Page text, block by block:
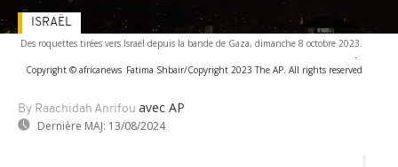
Des roquettes tirées vers Israël depuis la bande de Gaza, dimanche 8 octobre 2023.
-
Copyright © africanews Fatima Shbair/Copyright 2023 The AP. All rights reserved
By Raachidah Anrifou avec AP
Dernière MAJ: 13/08/2024
ISRAËL